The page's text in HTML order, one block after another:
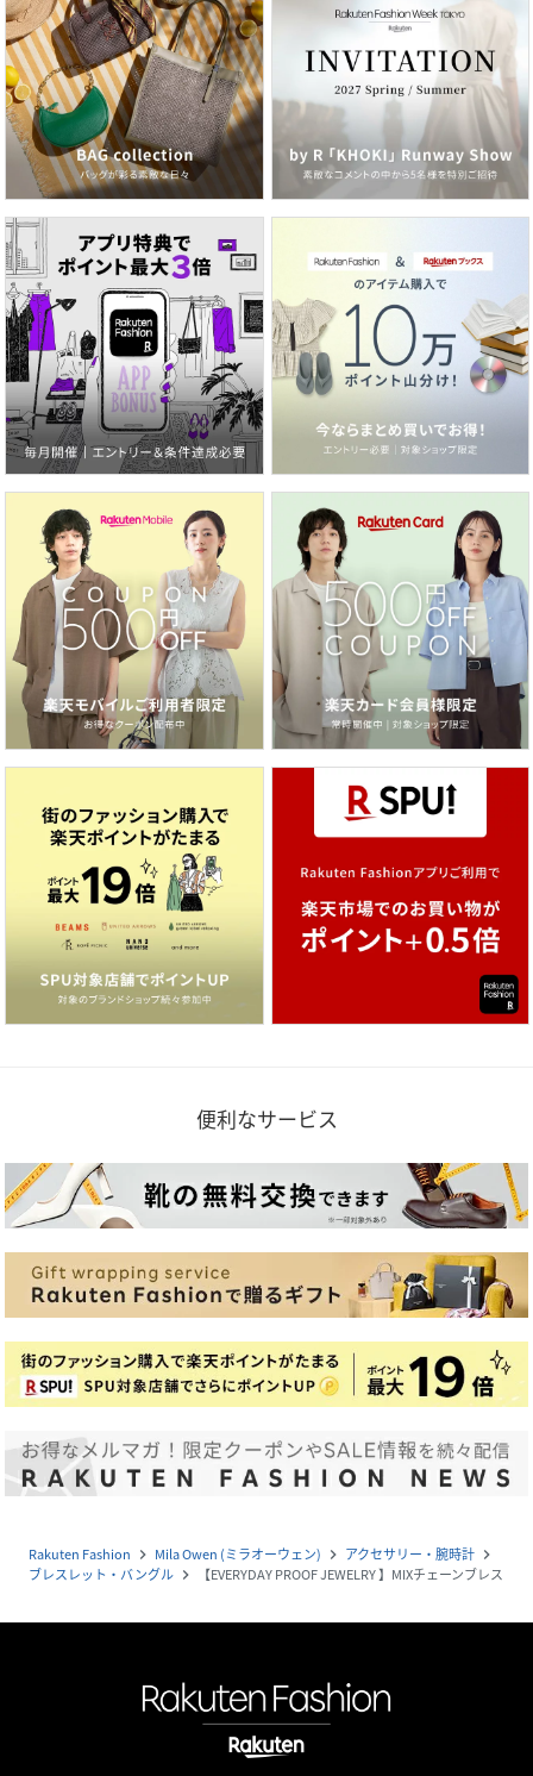
便利なサービス
Rakuten Fashion navigate_next Mila Owen (ミラオーウェン) navigate_next アクセサリー・腕時計 navigate_next
ブレスレット・バングル navigate_next 【EVERYDAY PROOF JEWELRY 】MIXチェーンブレス